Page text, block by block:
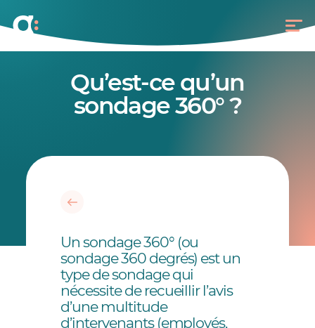
Qu’est-ce qu’un
sondage 360° ?
Un sondage 360° (ou
sondage 360 degrés) est un
type de sondage qui
nécessite de recueillir l’avis
d’une multitude
d’intervenants (employés,